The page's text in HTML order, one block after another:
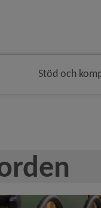
Stöd och